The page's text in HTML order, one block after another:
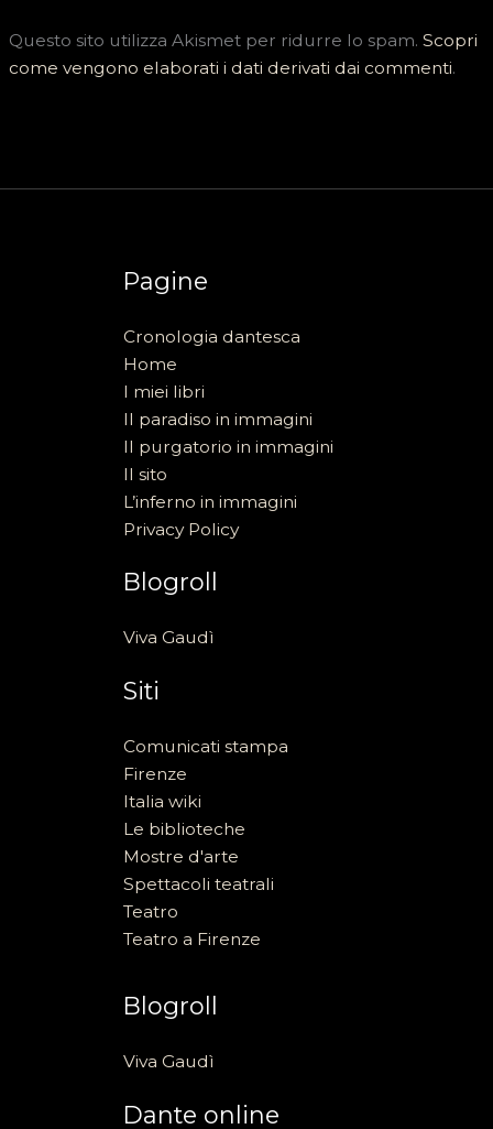
Questo sito utilizza Akismet per ridurre lo spam.Scopri
come vengono elaborati i dati derivati dai commenti.
Pagine
Cronologia dantesca
Home
I miei libri
Il paradiso in immagini
Il purgatorio in immagini
Il sito
L’inferno in immagini
Privacy Policy
Blogroll
Viva Gaudì
Siti
Comunicati stampa
Firenze
Italia wiki
Le biblioteche
Mostre d'arte
Spettacoli teatrali
Teatro
Teatro a Firenze
Blogroll
Viva Gaudì
Dante online